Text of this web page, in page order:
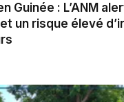
Guinée : L’ANM
un risque élevé